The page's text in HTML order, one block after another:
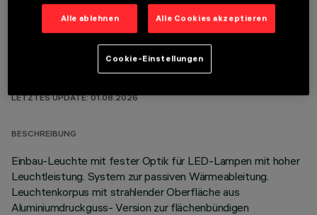
TECHNISCHE DATEN
LETZTES UPDATE: 01.08.2026
BESCHREIBUNG
Einbau-Leuchte mit fester Optik für LED-Lampen mit hoher
Leuchtleistung. System zur passiven Wärmeableitung.
Leuchtenkorpus mit strahlender Oberfläche aus
Aluminiumdruckguss- Version zur flächenbündigen
Alle ablehnen Alle Cookies akzeptieren
Cookie-Einstellungen